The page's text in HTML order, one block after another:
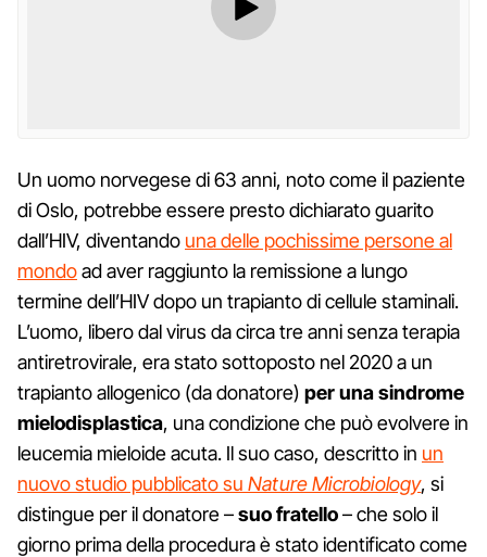
Un uomo norvegese di 63 anni, noto come il paziente
di Oslo, potrebbe essere presto dichiarato guarito
dall’HIV, diventando una delle pochissime persone al
mondoad aver raggiunto la remissione a lungo
termine dell’HIV dopo un trapianto di cellule staminali.
L’uomo, libero dal virus da circa tre anni senza terapia
antiretrovirale, era stato sottoposto nel 2020 a un
trapianto allogenico (da donatore) per una sindrome
mielodisplastica, una condizione che può evolvere in
leucemia mieloide acuta. Il suo caso, descritto in un
nuovo studio pubblicato su Nature Microbiology, si
distingue per il donatore –suo fratello– che solo il
giorno prima della procedura è stato identificato come